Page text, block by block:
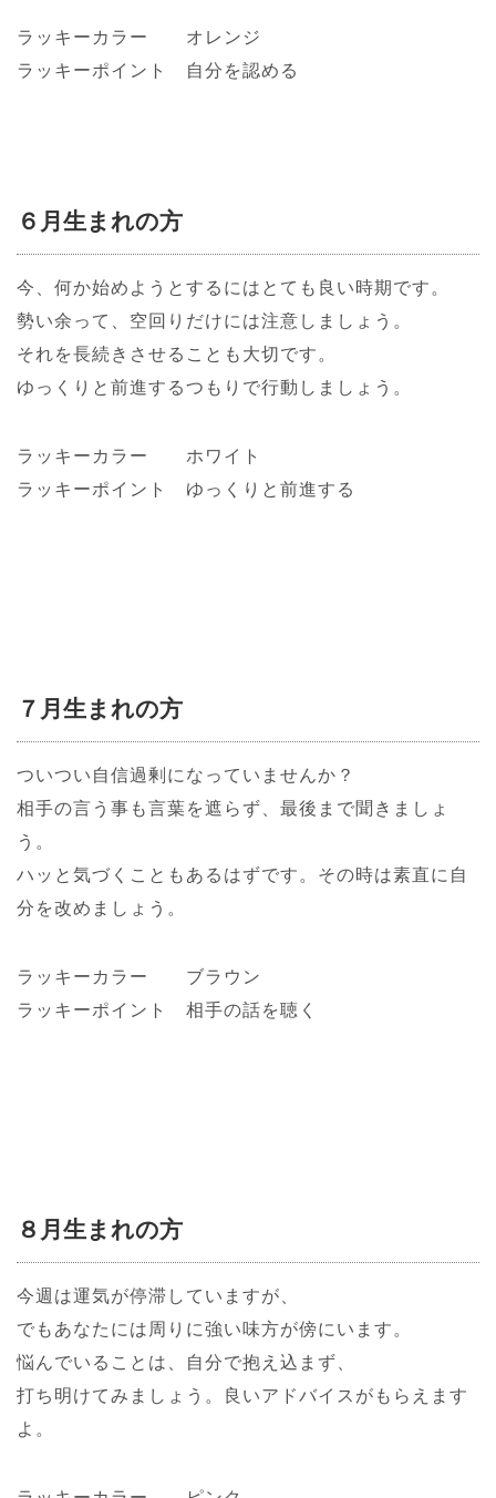
ラッキーカラー オレンジ
ラッキーポイント 自分を認める
６月生まれの方
今、何か始めようとするにはとても良い時期です。
勢い余って、空回りだけには注意しましょう。
それを長続きさせることも大切です。
ゆっくりと前進するつもりで行動しましょう。
ラッキーカラー ホワイト
ラッキーポイント ゆっくりと前進する
７月生まれの方
ついつい自信過剰になっていませんか？
相手の言う事も言葉を遮らず、最後まで聞きましょ
う。
ハッと気づくこともあるはずです。その時は素直に自
分を改めましょう。
ラッキーカラー ブラウン
ラッキーポイント 相手の話を聴く
８月生まれの方
今週は運気が停滞していますが、
でもあなたには周りに強い味方が傍にいます。
悩んでいることは、自分で抱え込まず、
打ち明けてみましょう。良いアドバイスがもらえます
よ。